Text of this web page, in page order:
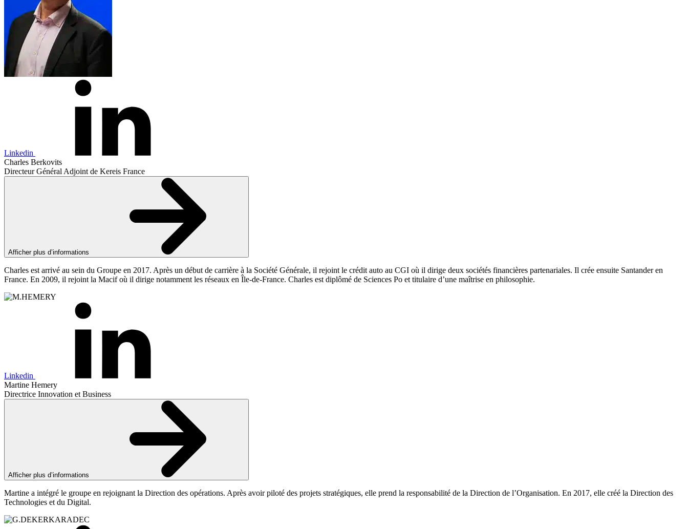
Linkedin
Charles Berkovits
Directeur Général Adjoint de Kereis France
Afficher plus d’informations
Charles est arrivé au sein du Groupe en 2017. Après un début de carrière à la Société Générale, il rejoint le crédit auto au CGI où il dirige deux sociétés financières partenariales. Il crée ensuite Santander en
France. En 2009, il rejoint la Macif où il dirige notamment les réseaux en Île-de-France. Charles est diplômé de Sciences Po et titulaire d’une maîtrise en philosophie.
Linkedin
Martine Hemery
Directrice Innovation et Business
Afficher plus d’informations
Martine a intégré le groupe en rejoignant la Direction des opérations. Après avoir piloté des projets stratégiques, elle prend la responsabilité de la Direction de l’Organisation. En 2017, elle créé la Direction des
Technologies et du Digital.